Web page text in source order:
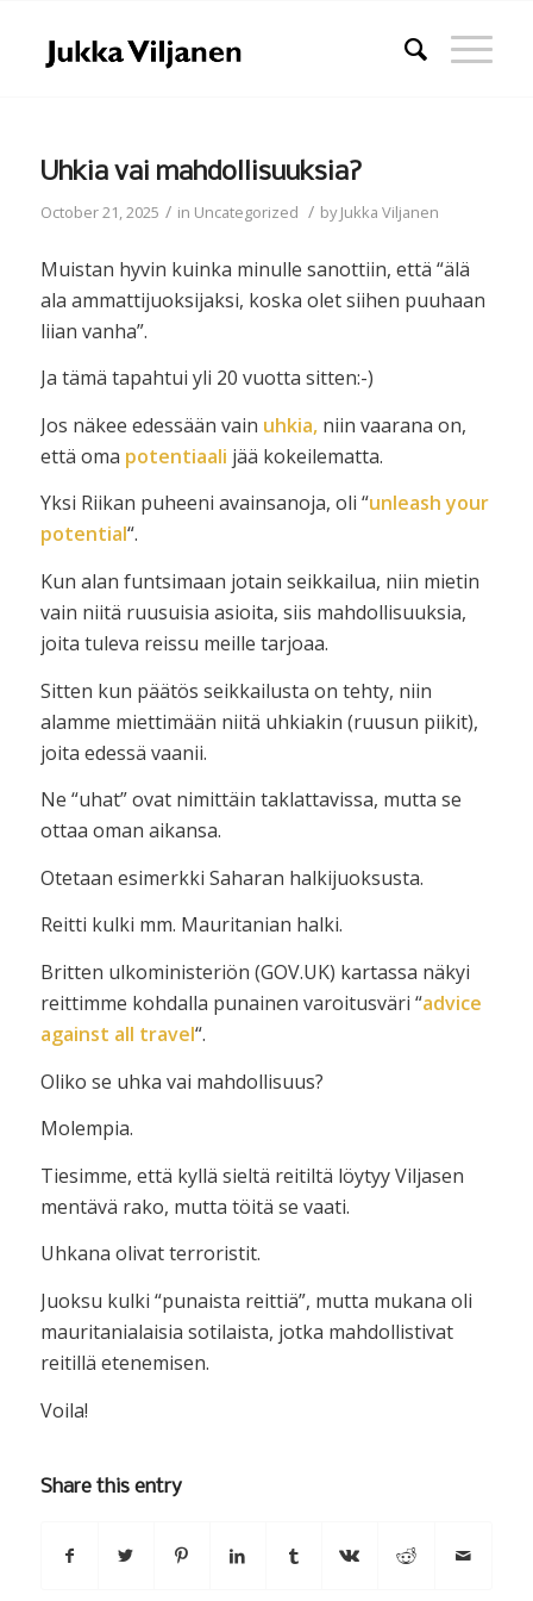
Uhkia vai mahdollisuuksia?
October 21, 2025 / in Uncategorized / byJukka Viljanen
Muistan hyvin kuinka minulle sanottiin, että “älä
ala ammattijuoksijaksi, koska olet siihen puuhaan
liian vanha”.
Ja tämä tapahtui yli 20 vuotta sitten:-)
Jos näkee edessään vain uhkia,niin vaarana on,
että oma potentiaali jää kokeilematta.
Yksi Riikan puheeni avainsanoja, oli “unleash your
potential“.
Kun alan funtsimaan jotain seikkailua, niin mietin
vain niitä ruusuisia asioita, siis mahdollisuuksia,
joita tuleva reissu meille tarjoaa.
Sitten kun päätös seikkailusta on tehty, niin
alamme miettimään niitä uhkiakin (ruusun piikit),
joita edessä vaanii.
Ne “uhat” ovat nimittäin taklattavissa, mutta se
ottaa oman aikansa.
Otetaan esimerkki Saharan halkijuoksusta.
Reitti kulki mm. Mauritanian halki.
Britten ulkoministeriön (GOV.UK) kartassa näkyi
reittimme kohdalla punainen varoitusväri “advice
against all travel“.
Oliko se uhka vai mahdollisuus?
Molempia.
Tiesimme, että kyllä sieltä reitiltä löytyy Viljasen
mentävä rako, mutta töitä se vaati.
Uhkana olivat terroristit.
Juoksu kulki “punaista reittiä”, mutta mukana oli
mauritanialaisia sotilaista, jotka mahdollistivat
reitillä etenemisen.
Voila!
Share this entry